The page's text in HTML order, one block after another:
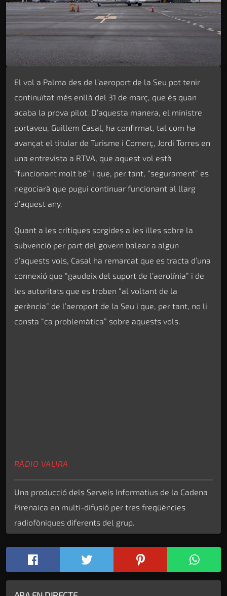
El vol a Palma des de l’aeroport de la Seu pot tenir
continuïtat més enllà del 31 de març, que és quan
acaba la prova pilot. D’aquesta manera, el ministre
portaveu, Guillem Casal, ha confirmat, tal com ha
avançat el titular de Turisme i Comerç, Jordi Torres en
una entrevista a RTVA, que aquest vol està
“funcionant molt bé” i que, per tant, “segurament” es
negociarà que pugui continuar funcionant al llarg
d’aquest any.
Quant a les crítiques sorgides a les illes sobre la
subvenció per part del govern balear a algun
d’aquests vols, Casal ha remarcat que es tracta d’una
connexió que “gaudeix del suport de l’aerolínia” i de
les autoritats que es troben “al voltant de la
gerència” de l’aeroport de la Seu i que, per tant, no li
consta “ca problemàtica” sobre aquests vols.
RÀDIO VALIRA
Una producció dels Serveis Informatius de la Cadena
Pirenaica en multi-difusió per tres freqüències
radiofòniques diferents del grup.